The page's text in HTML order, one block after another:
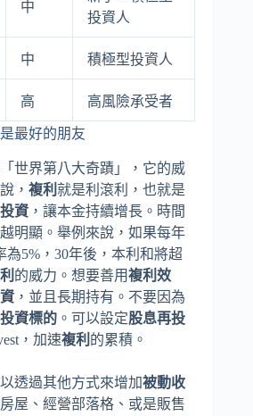
中
投資人
中 積極型投資人
高 高風險承受者
最好的朋友
世界第八大奇蹟」，它的威
， 複利 就是利滾利，也就是
投資 ，讓本金持續增長。時間
明顯。舉例來說，如果每年
為5%，30年後，本利和將超
的威力。想要善用複利效
，並且長期持有。不要因為
投資標的 。可以設定股息再投
，加速複利 的累積。
透過其他方式來增加被動收
屋、經營部落格、或是販售